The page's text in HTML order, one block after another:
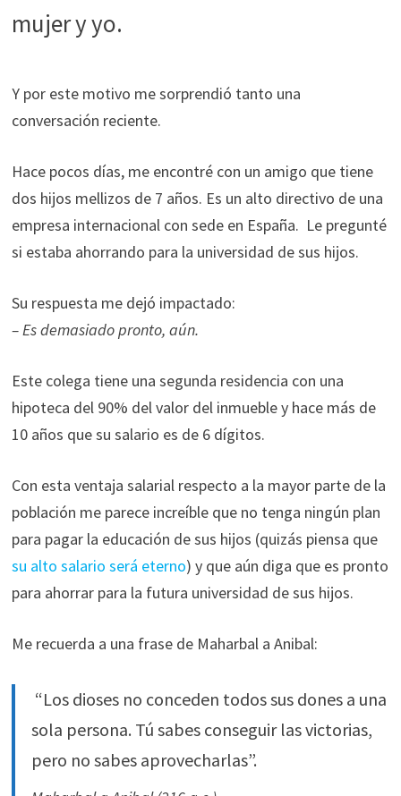
mujer y yo.
Y por este motivo me sorprendió tanto una
conversación reciente.
Hace pocos días, me encontré con un amigo que tiene
dos hijos mellizos de 7 años. Es un alto directivo de una
empresa internacional con sede en España. Le pregunté
si estaba ahorrando para la universidad de sus hijos.
Su respuesta me dejó impactado:
– Es demasiado pronto, aún.
Este colega tiene una segunda residencia con una
hipoteca del 90% del valor del inmueble y hace más de
10 años que su salario es de 6 dígitos.
Con esta ventaja salarial respecto a la mayor parte de la
población me parece increíble que no tenga ningún plan
para pagar la educación de sus hijos (quizás piensa que
su alto salario será eterno) y que aún diga que es pronto
para ahorrar para la futura universidad de sus hijos.
Me recuerda a una frase de Maharbal a Anibal:
“Los dioses no conceden todos sus dones a una
sola persona. Tú sabes conseguir las victorias,
pero no sabes aprovecharlas”.
Estadísticas
mejorar la
funcionalidad
y estructura
base a cómo
se usa la web.
Experiencia
nuestra web
funcione lo
mejor posible
visita. Si
rechaza estas
algunas
desaparecerán
de la web.
Marketing
Al compartir tus
mientras visitas
aumentas la
posibilidad de
ver contenido y
personalizados.